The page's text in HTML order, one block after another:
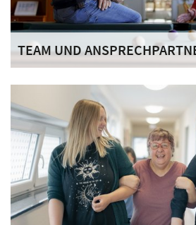
TEAM UND
Krankenschwestern,
arbeitet interdisziplinär.